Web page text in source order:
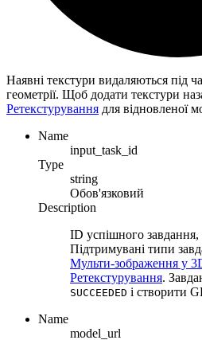
Наявні текстури видаляються під
геометрії. Щоб додати текстури
Ретекстурування для відновленої
Name
input_task_id
Type
string
Обов'язковий
Description
ID успішного завдання,
Підтримувані типи
Мульти-зображення у
Ретекстурування.
SUCCEEDED і створити
Name
model_url